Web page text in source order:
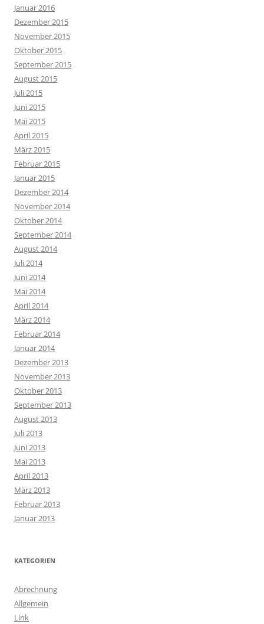
Januar 2016
Dezember 2015
November 2015
Oktober 2015
September 2015
August 2015
Juli 2015
Juni 2015
Mai 2015
April 2015
März 2015
Februar 2015
Januar 2015
Dezember 2014
November 2014
Oktober 2014
September 2014
August 2014
Juli 2014
Juni 2014
Mai 2014
April 2014
März 2014
Februar 2014
Januar 2014
Dezember 2013
November 2013
Oktober 2013
September 2013
August 2013
Juli 2013
Juni 2013
Mai 2013
April 2013
März 2013
Februar 2013
Januar 2013
KATEGORIEN
Abrechnung
Allgemein
Link